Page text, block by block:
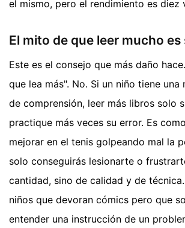
el mismo, pero el rendimiento es diez
El mito de que leer mucho
Este es el consejo que más daño
que lea más". No. Si un niño tiene una
de comprensión, leer más libros solo
practique más veces su error. Es
mejorar en el tenis golpeando mal la
solo conseguirás lesionarte o
cantidad, sino de calidad y de
niños que devoran cómics pero que
entender una instrucción de un